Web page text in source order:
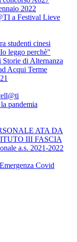
2022
a Festival Lieve
studenti cinesi
leggo perchè"
di Alternanza
Acqui Terme
pandemia
ATA DA
III FASCIA
a.s. 2021-2022
Covid